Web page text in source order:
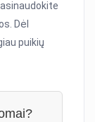
Dėl
puikių